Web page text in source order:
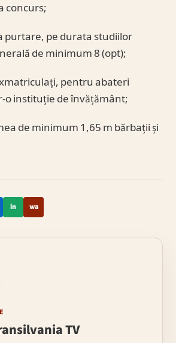
concurs;
purtare, pe durata studiilor
de minimum 8 (opt);
pentru abateri
o instituție de învățământ;
de minimum 1,65 m bărbații și
in wa
TV